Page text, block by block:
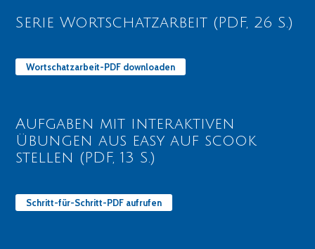
Serie Wortschatzarbeit (PDF, 26 S.)
Wortschatzarbeit-PDF downloaden
Aufgaben mit interaktiven
Übungen aus easy auf scook
stellen (PDF, 13 S.)
Schritt-für-Schritt-PDF aufrufen